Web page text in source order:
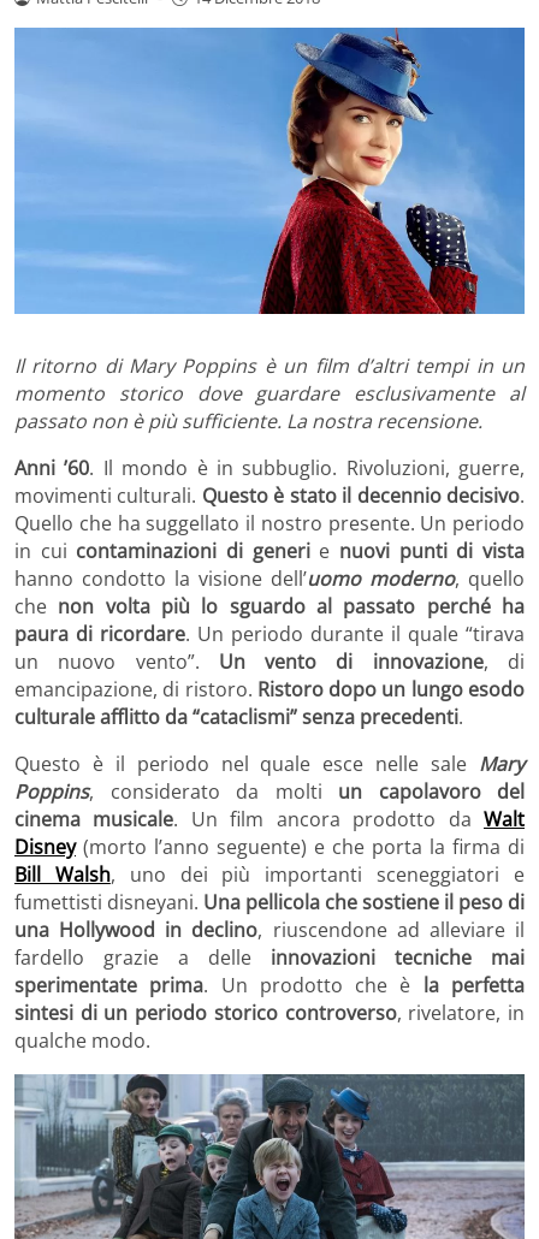
Il ritorno di Mary Poppins è un film d’altri tempi in un
momento storico dove guardare esclusivamente al
passato non è più sufficiente. La nostra recensione.
Anni ’60. Il mondo è in subbuglio. Rivoluzioni, guerre,
movimenti culturali. Questo è stato il decennio decisivo.
Quello che ha suggellato il nostro presente. Un periodo
in cui contaminazioni di generie nuovi punti di vista
hanno condotto la visione dell’uomo moderno, quello
che non volta più lo sguardo al passato perché ha
paura di ricordare. Un periodo durante il quale “tirava
un nuovo vento”. Un vento di innovazione, di
emancipazione, di ristoro. Ristoro dopo un lungo esodo
culturale afflitto da “cataclismi” senza precedenti.
Questo è il periodo nel quale esce nelle sale Mary
Poppins, considerato da molti un capolavoro del
cinema musicale. Un film ancora prodotto daWalt
Disney(morto l’anno seguente) e che porta la firma di
Bill Walsh, uno dei più importanti sceneggiatori e
fumettisti disneyani. Una pellicola che sostiene il peso di
una Hollywood in declino, riuscendone ad alleviare il
fardello grazie a delle innovazioni tecniche mai
sperimentate prima. Un prodotto che è la perfetta
sintesi di un periodo storico controverso, rivelatore, in
qualche modo.